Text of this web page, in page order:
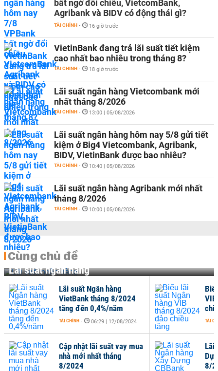
bất ngờ đổi chiều, VietcomBank,
Agribank và BIDV có động thái gì?
TÀI CHÍNH - 16 giờ trước
VietinBank đang trả lãi suất tiết kiệm
cao nhất bao nhiêu trong tháng 8?
TÀI CHÍNH - 18 giờ trước
Lãi suất ngân hàng Vietcombank mới
nhất tháng 8/2026
TÀI CHÍNH - 13:00 | 05/08/2026
Lãi suất ngân hàng hôm nay 5/8 gửi tiết
kiệm ở Big4 Vietcombank, Agribank,
BIDV, VietinBank được bao nhiêu?
TÀI CHÍNH - 10:40 | 05/08/2026
Lãi suất ngân hàng Agribank mới nhất
tháng 8/2026
TÀI CHÍNH - 10:00 | 05/08/2026
Cùng chủ đề
Lãi suất ngân hàng
Lãi
8/
Lãi suất Ngân hàng
VietBank tháng 8/2024
tăng đến 0,4%/năm
TÀI CHÍNH - 06:29 | 12/08/2024
Cập nhật lãi suất vay mua
nhà mới nhất tháng
8/2024
TÀI